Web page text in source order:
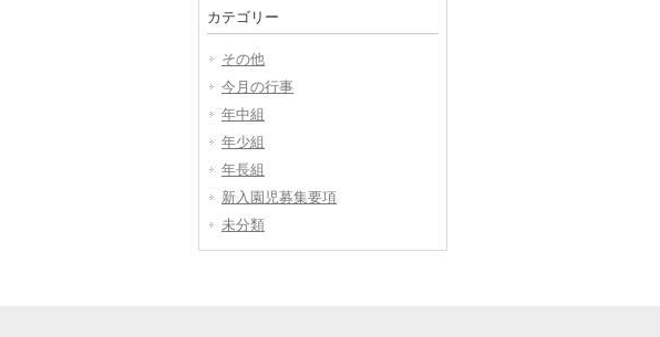
稿
カテゴリー
その他
今月の行事
年中組
年少組
年長組
新入園児募集要項
未分類